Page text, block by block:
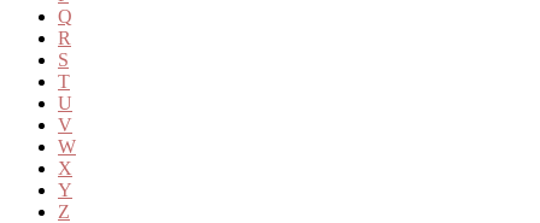
Q
R
S
T
U
V
W
X
Y
Z